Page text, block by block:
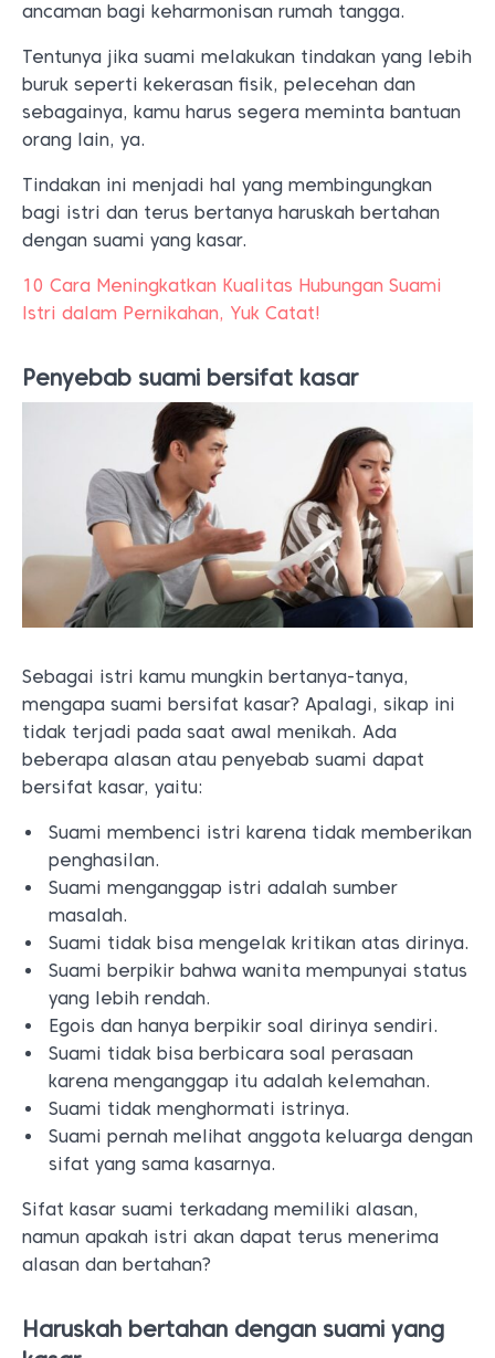
ancaman bagi keharmonisan rumah tangga.
Tentunya jika suami melakukan tindakan yang lebih
buruk seperti kekerasan fisik, pelecehan dan
sebagainya, kamu harus segera meminta bantuan
orang lain, ya.
Tindakan ini menjadi hal yang membingungkan
bagi istri dan terus bertanya haruskah bertahan
dengan suami yang kasar.
10 Cara Meningkatkan Kualitas Hubungan Suami
Istri dalam Pernikahan, Yuk Catat!
Penyebab suami bersifat kasar
Sebagai istri kamu mungkin bertanya-tanya,
mengapa suami bersifat kasar? Apalagi, sikap ini
tidak terjadi pada saat awal menikah. Ada
beberapa alasan atau penyebab suami dapat
bersifat kasar, yaitu:
Suami membenci istri karena tidak memberikan
penghasilan.
Suami menganggap istri adalah sumber
masalah.
Suami tidak bisa mengelak kritikan atas dirinya.
Suami berpikir bahwa wanita mempunyai status
yang lebih rendah.
Egois dan hanya berpikir soal dirinya sendiri.
Suami tidak bisa berbicara soal perasaan
karena menganggap itu adalah kelemahan.
Suami tidak menghormati istrinya.
Suami pernah melihat anggota keluarga dengan
sifat yang sama kasarnya.
Sifat kasar suami terkadang memiliki alasan,
namun apakah istri akan dapat terus menerima
alasan dan bertahan?
Haruskah bertahan dengan suami yang